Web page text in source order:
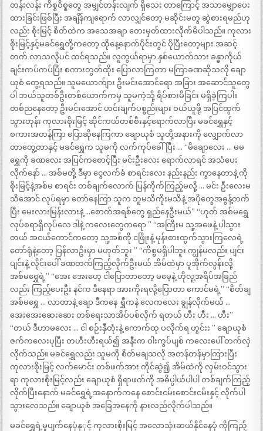
တန်းလန်း ကိစ္စဝိစ္စတွေ အမျှင်တန်းလျက် ရှိသေး တာကြောင့် အသာမျှောပေး
ထားခြင်းဖြစ်ပြီး အချိန်ကျရောက် လာလျှင်တော့ မဆိုင်းမတွ ဆွဲစားရမည်ဟု
လည်း စိုးမြင့် စိတ်ထဲက အသေအချာ တေးမှတ်ထားလိုက်မိပါသည်။ ကုလား
စိုးမြင့်နှင့်မခင်ရွှေတို့ကတော့ ထိုနေ့နောက်ပိုင်းတွင် ပိုပြီးတော့များ အဆင့်
တက် လာသလိုပင် ထင်ရသည်။ လူကွယ်ရာမှာ နှစ်ယောက်သား ခန္ဓာကိုယ်
ချင်းကပ်ကပ်ပြီး စကားတွတ်ထိုး ပြောလာကြတာ မကြာခဏဆိုသလို ချော
ယုစံ တွေ့ရသည်။ သူမယောက်ျား ဦးမင်းအောင်ရော အခြား အဆောင်သူတွေ
ပါ ဘယ်သူတစ်ဦးတစ်ယောက်ကမှ သူမကဲ့သို့ ရိပ်စားမိခြင်း မရှိခဲ့ကြပါ။
တစ်ညနေတော့ ဦးမင်းအောင် ဟင်းချက်ပစ္စည်းများ ဝယ်ယူဖို့ အပြင်ထွက်
သွားတုန်း ကုလားစိုးမြင့် ဆိုင်ကယ်တစ်စီးနှင့်ရောက်လာပြီး မခင်ရွှေနှင့်
စကားအတန်ကြာ ပြောဆိုနေကြကာ ချောယုစံ သူတို့အနားကို လျှောက်လာ
တာတွေ့တာနှင့် မခင်ရွှေက သူမကို လက်ကုပ်ခေါ်ပြီး … “မိချောလေး … မမ
ရွှေကို ခဏလေး အပြင်ကစောင့်ပြီး မင်းဦးလေး ရောက်လာရင် အသံပေး
လိုက်နော် … အစ်မတို့ ဒီမှာ ငွေလက်ခံ စာရင်းလေး နည်းနည်း ကွာနေတာနဲ့ ကို
စိုးမြင့်နဲ့အစ်မ စာရင်း တစ်ချက်လောက် ပြန်ကိုက်ကြည့်မလို့ … မင်း ဦးလေးမ
သိအောင် လုပ်ရမှာ တော်နေကြာ သူက ဘူမသိကိုးမသိနဲ့ အပိုတွေအဓွန့်တက်
ပြီး မေးလားမြန်းလားနဲ့ …စောက်အရစ်တွေ ရှည်နေဦးမယ်” “ဟုတ် အစ်မရွှေ
လုပ်စရာရှိလုပ်လေ ဒါနဲ့ ကလေးတွေကရော ” “အကြီးမ သူ့အဖေနဲ့ ပါသွား
တယ် အငယ်ကောင်ကတော့ သူ့အစ်ကို ငဖြိုးနဲ့ မုန်းစားထွက်သွားကြလေရဲ့
တော်ရုံနဲ့တော့ ပြန်လာဦးမှာ မဟုတ်ဘူး ” “ကိစ္စမရှိပါဘူး ကျွန်မလည်း ပျင်း
ပျင်းနဲ့ လိုင်းပေါ် ခဏတက်ကြည့်လိုက်ဦးမယ် အိမ်ထဲမှာ ပူအိုက်လွန်းလို့
အစ်မရွှေရဲ့” “အေး အေးဟေ့ ငါပြောတာတော့ မမေ့နဲ့ ဟိုလူ့အရိပ်အခြည်
လည်း ကြည့်ပေးဦး နင်က ဒီနေရာ အားကိုးရလို့ပြောတာ ကောင်မရဲ့” “စိတ်ချ
အစ်မရွှေ … လာတာနဲ့ ချော ဒီကနေ ရွှီကနဲ လေကလေး ချွန်လိုက်မယ် …
အေးအေးဆေးဆေး တစ်ရေးသာအိပ်ပစ်လိုက် ရတယ် ဟီး ဟီး … ဟီး”
“တယ် ဒီဟာမလေး … ငါ စဉ်းနှီတုံးနဲ့ ကောက်ထု ပလိုက်ရ ဟွင်းး ” ချောယုစံ
ဇက်ကလေးပုပြီး တဟီးဟီးရယ်၍ အနီးက ဝါးကွပ်ပျစ် ကလေးပေါ် တက်လှဲ
လိုက်သည်။ မခင်ရွှေလည်း သူမကို စိတ်မချသလို အတန်တန်မှာကြားပြီး
ကုလားစိုးမြင့် လက်မောင်း တစ်ဖက်အား ကိုင်ဆွဲ၍ အိမ်ထဲကို လှမ်းဝင်သွား
ရာ ကုလားစိုးမြင့်လည်း ချောယုစံ ရှိရာဖက်ကို အဓိပ္ပါယ်ပါပါ တစ်ချက်ကြည့်
လိုက်ပြီးနောက် မခင်ရွှေရဲ့အနောက်ကနေ စောင်းငမ်းစောင်းငမ်းနှင့် လိုက်ပါ
သွားလေသည်။ ချောယုစံ အခြေအနေကို နားလည်လိုက်ပါသည်။
မခင်ရွှေရဲ့မူပျက်နေပုံနှှင့် ကုလားစိုးမြင့် အလောသုံးဆယ်နိုင်နေပုံ ကိုကြည့်